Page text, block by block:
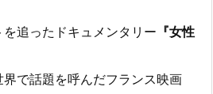
追ったドキュメンタリー 『女性
で話題を呼んだフランス映画